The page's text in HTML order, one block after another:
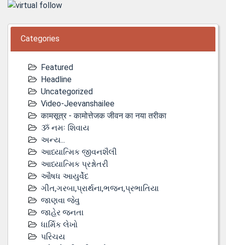
Categories
Featured
Headline
Uncategorized
Video-Jeevanshailee
कामसूत्र - कामोत्तेजक जीवन का नया तरीका
ૐ નમઃ શિવાય
અન્ય...
આધ્યાત્મિક જીવનશૈલી
આધ્યાત્મિક પ્રશ્નોતરી
ઔષધ આયુર્વેદ
ગીત,ગરબા,પ્રાર્થના,ભજન,પ્રભાતિયા
જાણવા જેવુ
જાહેર જનતા
ધાર્મિક લેખો
પરિચય